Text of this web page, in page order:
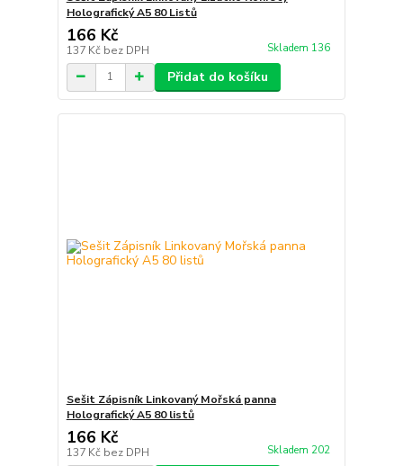
Holografický A5 80 Listů
166 Kč
137 Kč bez DPH Skladem 136
Přidat do košíku
Sešit Zápisník Linkovaný Mořská panna
Holografický A5 80 listů
166 Kč
137 Kč bez DPH Skladem 202